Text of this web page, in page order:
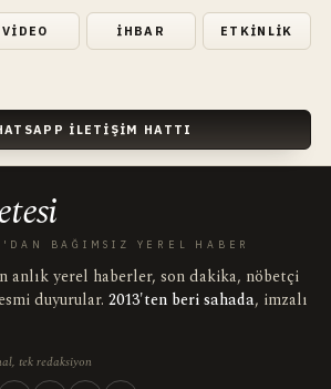
VIDEO İHBAR ETKINLIK
İLETIŞIM HATTI
BAĞIMSIZ YEREL HABER
anlık yerel haberler, son dakika, nöbetçi
duyurular. 2013'ten beri sahada, imzalı
tek redaksiyon